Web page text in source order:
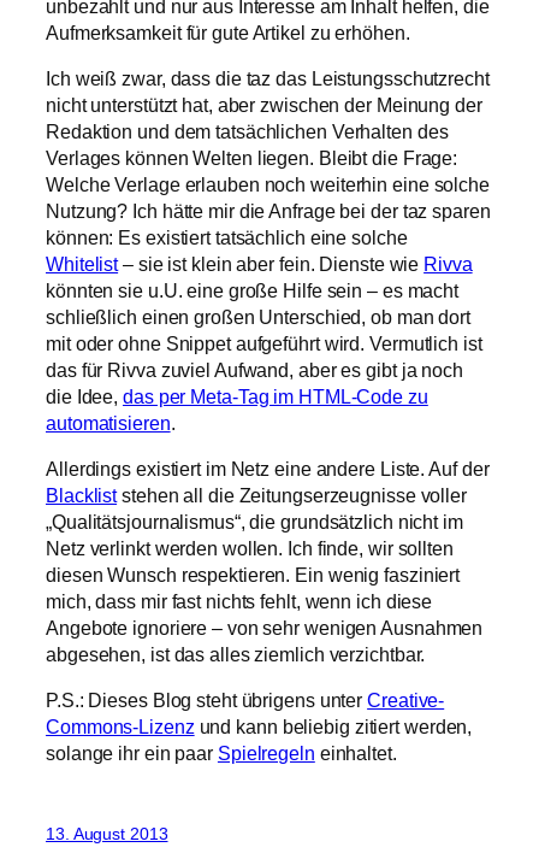
unbezahlt und nur aus Interesse am Inhalt helfen, die
Aufmerksamkeit für gute Artikel zu erhöhen.
Ich weiß zwar, dass die taz das Leistungsschutzrecht
nicht unterstützt hat, aber zwischen der Meinung der
Redaktion und dem tatsächlichen Verhalten des
Verlages können Welten liegen. Bleibt die Frage:
Welche Verlage erlauben noch weiterhin eine solche
Nutzung? Ich hätte mir die Anfrage bei der taz sparen
können: Es existiert tatsächlich eine solche
Whitelist– sie ist klein aber fein. Dienste wie Rivva
könnten sie u.U. eine große Hilfe sein – es macht
schließlich einen großen Unterschied, ob man dort
mit oder ohne Snippet aufgeführt wird. Vermutlich ist
das für Rivva zuviel Aufwand, aber es gibt ja noch
die Idee, das per Meta-Tag im HTML-Code zu
automatisieren.
Allerdings existiert im Netz eine andere Liste. Auf der
Blackliststehen all die Zeitungserzeugnisse voller
„Qualitätsjournalismus“, die grundsätzlich nicht im
Netz verlinkt werden wollen. Ich finde, wir sollten
diesen Wunsch respektieren. Ein wenig fasziniert
mich, dass mir fast nichts fehlt, wenn ich diese
Angebote ignoriere – von sehr wenigen Ausnahmen
abgesehen, ist das alles ziemlich verzichtbar.
P.S.: Dieses Blog steht übrigens unterCreative-
Commons-Lizenz und kann beliebig zitiert werden,
solange ihr ein paar Spielregeln einhaltet.
13. August 2013